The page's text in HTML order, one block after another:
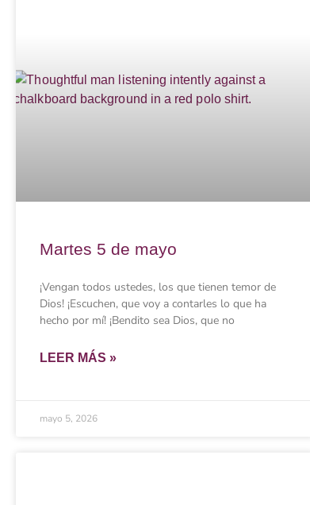
Martes 5 de mayo
¡Vengan todos ustedes, los que tienen temor de
Dios! ¡Escuchen, que voy a contarles lo que ha
hecho por mí! ¡Bendito sea Dios, que no
LEER MÁS »
mayo 5, 2026